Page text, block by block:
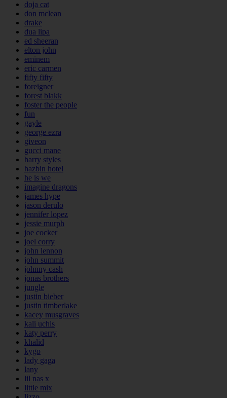
doja cat
don mclean
drake
dua lipa
ed sheeran
elton john
eminem
eric carmen
fifty fifty
foreigner
forest blakk
foster the people
fun
gayle
george ezra
giveon
gucci mane
harry styles
hazbin hotel
he is we
imagine dragons
james hype
jason derulo
jennifer lopez
jessie murph
joe cocker
joel corry
john lennon
john summit
johnny cash
jonas brothers
jungle
justin bieber
justin timberlake
kacey musgraves
kali uchis
katy perry
khalid
kygo
lady gaga
lany
lil nas x
little mix